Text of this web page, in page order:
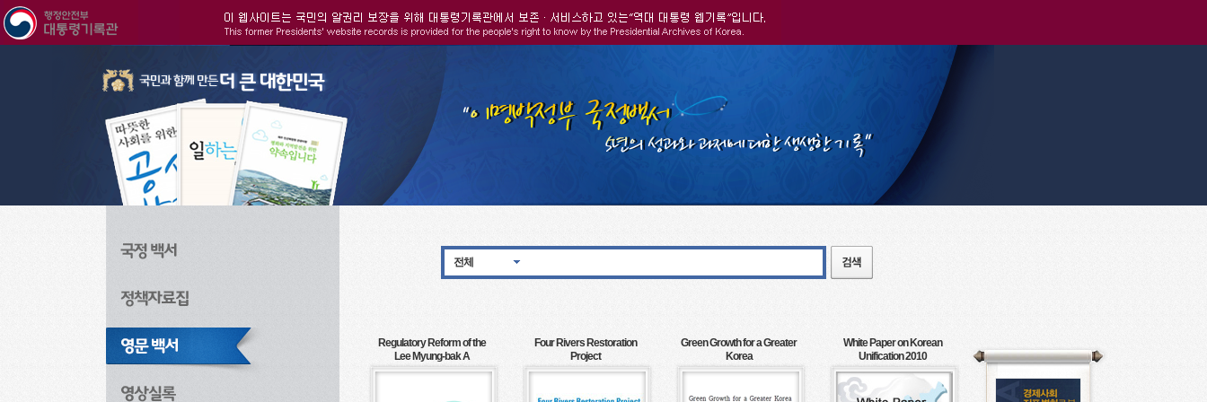
전체
Regulatory Reform of the
Lee Myung-bak A
Four Rivers Restoration
Project
Green Growth for a Greater
Korea
White Paper on Korean
Unification 2010